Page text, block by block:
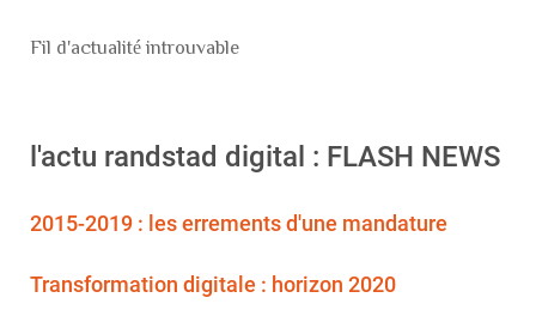
Fil d'actualité introuvable
l'actu randstad digital : FLASH NEWS
2015-2019 : les errements d'une mandature
Transformation digitale : horizon 2020